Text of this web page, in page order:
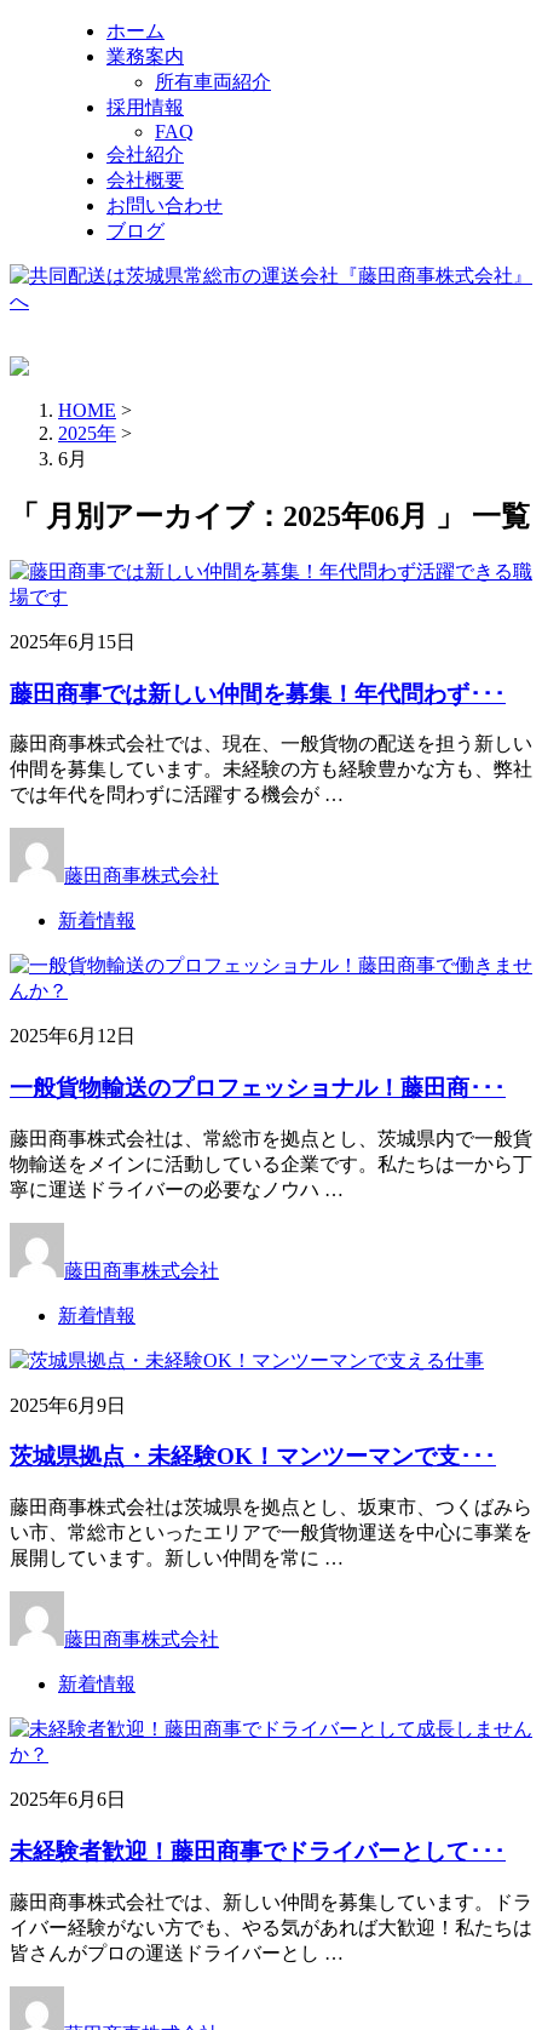
ホーム
業務案内
所有車両紹介
採用情報
FAQ
会社紹介
会社概要
お問い合わせ
ブログ
HOME >
2025年 >
6月
「 月別アーカイブ：2025年06月 」 一覧
2025年6月15日
藤田商事では新しい仲間を募集！年代問わず･･･
藤田商事株式会社では、現在、一般貨物の配送を担う新しい
仲間を募集しています。未経験の方も経験豊かな方も、弊社
では年代を問わずに活躍する機会が …
藤田商事株式会社
新着情報
2025年6月12日
一般貨物輸送のプロフェッショナル！藤田商･･･
藤田商事株式会社は、常総市を拠点とし、茨城県内で一般貨
物輸送をメインに活動している企業です。私たちは一から丁
寧に運送ドライバーの必要なノウハ …
藤田商事株式会社
新着情報
2025年6月9日
茨城県拠点・未経験OK！マンツーマンで支･･･
藤田商事株式会社は茨城県を拠点とし、坂東市、つくばみら
い市、常総市といったエリアで一般貨物運送を中心に事業を
展開しています。新しい仲間を常に …
藤田商事株式会社
新着情報
2025年6月6日
未経験者歓迎！藤田商事でドライバーとして･･･
藤田商事株式会社では、新しい仲間を募集しています。ドラ
イバー経験がない方でも、やる気があれば大歓迎！私たちは
皆さんがプロの運送ドライバーとし …